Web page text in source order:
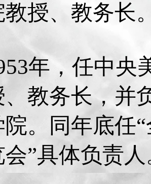
教授、教务长
年，任中央
、教务长，并
院。同年底任
会”具体负责